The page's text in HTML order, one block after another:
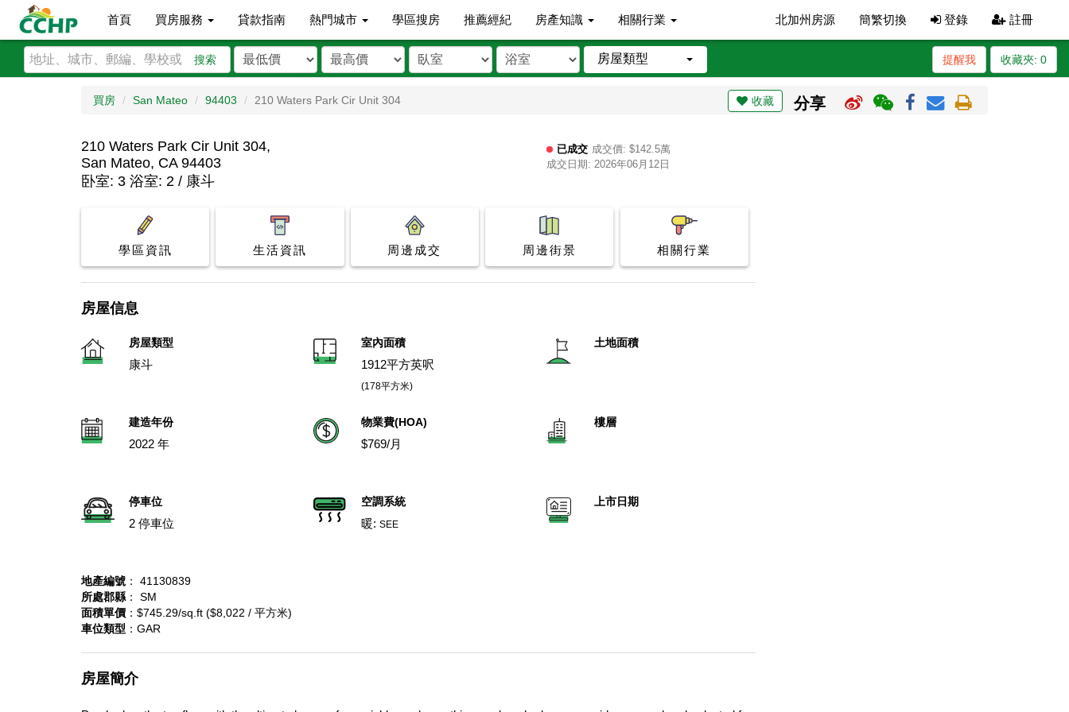
首頁 買房服務 貸款指南 熱門城市 學區搜房 推薦經紀 房產知識 相關行業 北加州房源 簡繁切換 登錄 註冊
搜索 房屋類型 收藏夾: 0
提醒我
買房 San Mateo 94403 210 Waters Park Cir Unit 304 收藏 分享
210 Waters Park Cir Unit 304,
San Mateo, CA 94403
已成交 成交價: $142.5萬
成交日期: 2026年06月12日
卧室: 3 浴室: 2 / 康斗
學區資訊 生活資訊 周邊成交 周邊街景 相關行業
房屋信息
房屋類型
康斗
室內面積
1912平方英呎
(178平方米)
土地面積
建造年份
2022 年
物業費(HOA)
$769/月
樓層
停車位
2 停車位
空調系統
暖:SEE
上市日期
地產編號 ： 41130839
所處郡縣 ： SM
面積單價 ：$745.29/sq.ft ($8,022 / 平方米)
車位類型 ：GAR
房屋簡介